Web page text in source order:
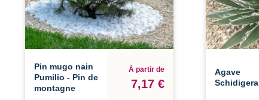
Pin mugo nain
Pumilio - Pin de
montagne
À partir de
7,17 €
Agave
Schidigera